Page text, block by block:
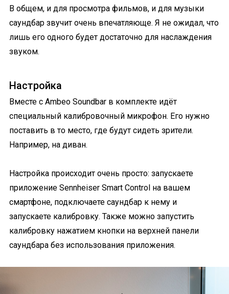
В общем, и для просмотра фильмов, и для музыки
саундбар звучит очень впечатляюще. Я не ожидал, что
лишь его одного будет достаточно для наслаждения
звуком.
Настройка
Вместе с Ambeo Soundbar в комплекте идёт
специальный калибровочный микрофон. Его нужно
поставить в то место, где будут сидеть зрители.
Например, на диван.
Настройка происходит очень просто: запускаете
приложение ‎Sennheiser Smart Control на вашем
смартфоне, подключаете саундбар к нему и
запускаете калибровку. Также можно запустить
калибровку нажатием кнопки на верхней панели
саундбара без использования приложения.